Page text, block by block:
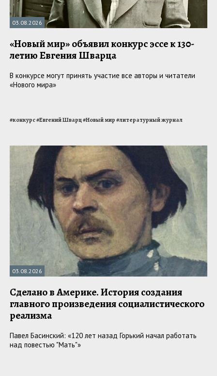
03.08.2026
«Новый мир» объявил конкурс эссе к 130-
летию Евгения Шварца
В конкурсе могут принять участие все авторы и читатели
«Нового мира»
#конкурс#Евгений Шварц#Новый мир#литературный журнал
03.08.2026
Сделано в Америке. История создания
главного произведения социалистического
реализма
Павел Басинский: «120 лет назад Горький начал работать
над повестью "Мать"»